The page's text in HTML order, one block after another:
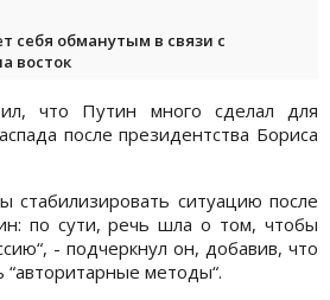
себя обманутым в связи с
восток
что Путин много сделал для
после президентства Бориса
стабилизировать ситуацию после
по сути, речь шла о том, чтобы
- подчеркнул он, добавив, что
методы“.